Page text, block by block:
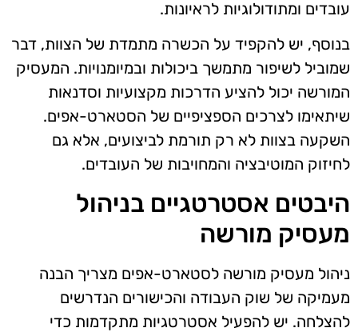
עובדים ומתודולוגיות לראיונות.
בנוסף, יש להקפיד על הכשרה מתמדת של הצוות, דבר
שמוביל לשיפור מתמשך ביכולות ובמיומנויות. המעסיק
המורשה יכול להציע הדרכות מקצועיות וסדנאות
שיתאימו לצרכים הספציפיים של הסטארט-אפים.
השקעה בצוות לא רק תורמת לביצועים, אלא גם
לחיזוק המוטיבציה והמחויבות של העובדים.
היבטים אסטרטגיים בניהול
מעסיק מורשה
ניהול מעסיק מורשה לסטארט-אפים מצריך הבנה
מעמיקה של שוק העבודה והכישורים הנדרשים
להצלחה. יש להפעיל אסטרטגיות מתקדמות כדי